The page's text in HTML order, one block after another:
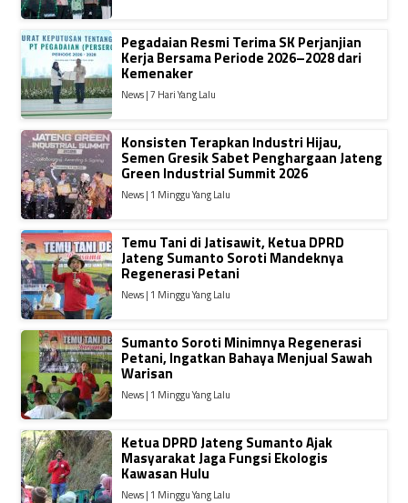
Pegadaian Resmi Terima SK Perjanjian
Kerja Bersama Periode 2026–2028 dari
Kemenaker
News | 7 Hari Yang Lalu
Konsisten Terapkan Industri Hijau,
Semen Gresik Sabet Penghargaan Jateng
Green Industrial Summit 2026
News | 1 Minggu Yang Lalu
Temu Tani di Jatisawit, Ketua DPRD
Jateng Sumanto Soroti Mandeknya
Regenerasi Petani
News | 1 Minggu Yang Lalu
Sumanto Soroti Minimnya Regenerasi
Petani, Ingatkan Bahaya Menjual Sawah
Warisan
News | 1 Minggu Yang Lalu
Ketua DPRD Jateng Sumanto Ajak
Masyarakat Jaga Fungsi Ekologis
Kawasan Hulu
News | 1 Minggu Yang Lalu